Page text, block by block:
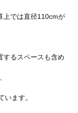
上では直径110cmが
するスペースも含め
います。